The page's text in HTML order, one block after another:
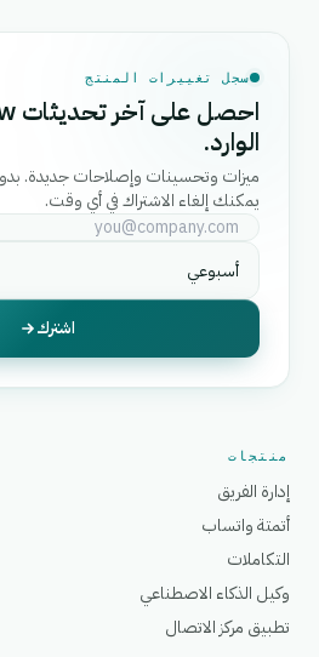
سجل تغييرات المنتج
الوارد.
ميزات وتحسينات وإصلاحات جديدة.
يمكنك إلغاء الاشتراك في أي وقت.
اشترك
منتجات
إدارة الفريق
أتمتة واتساب
التكاملات
وكيل الذكاء الاصطناعي
تطبيق مركز الاتصال